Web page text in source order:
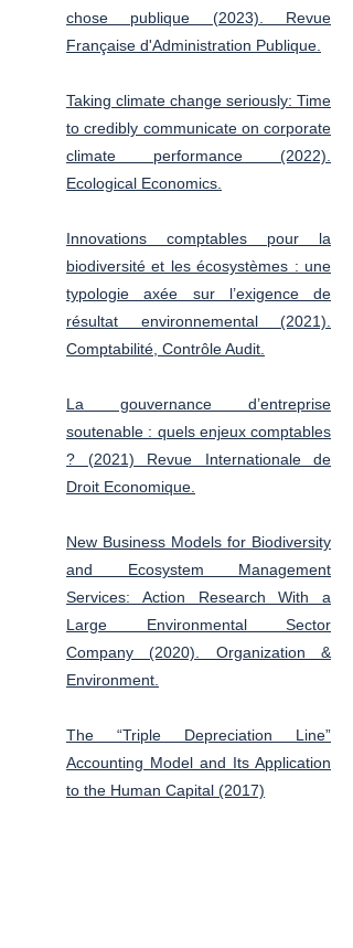
chose publique (2023). Revue
Française d'Administration Publique.
Taking climate change seriously: Time
to credibly communicate on corporate
climate performance (2022).
Ecological Economics.
Innovations comptables pour la
biodiversité et les écosystèmes : une
typologie axée sur l’exigence de
résultat environnemental (2021).
Comptabilité, Contrôle Audit.
La gouvernance d’entreprise
soutenable : quels enjeux comptables
? (2021) Revue Internationale de
Droit Economique.
New Business Models for Biodiversity
and Ecosystem Management
Services: Action Research With a
Large Environmental Sector
Company (2020). Organization &
Environment.
The “Triple Depreciation Line”
Accounting Model and Its Application
to the Human Capital (2017)